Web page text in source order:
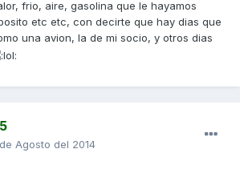
frio, aire, gasolina que le hayamos
etc etc, con decirte que hay dias que
una avion, la de mi socio, y otros dias
de Agosto del 2014